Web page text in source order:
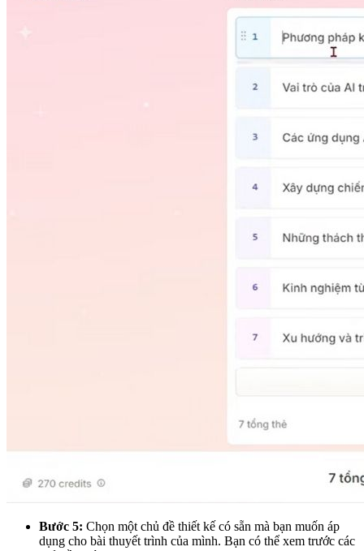
Bước 5: Chọn một chủ đề thiết kế có sẵn mà bạn muốn áp
dụng cho bài thuyết trình của mình. Bạn có thể xem trước các